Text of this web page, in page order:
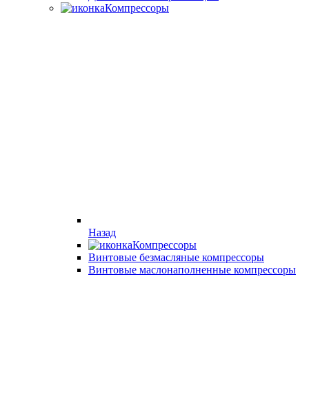
Компрессоры
Назад
Компрессоры
Винтовые безмасляные компрессоры
Винтовые маслонаполненные компрессоры